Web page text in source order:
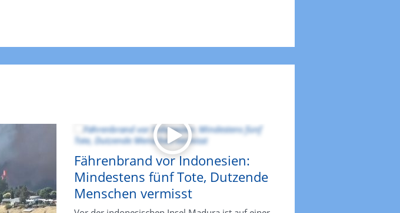
Fährenbrand vor Indonesien:
Mindestens fünf Tote, Dutzende
Menschen vermisst